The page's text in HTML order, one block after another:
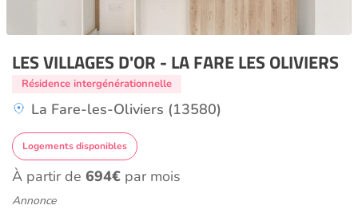
LES VILLAGES D'OR - LA FARE LES OLIVIERS
Résidence intergénérationnelle
La Fare-les-Oliviers (13580)
Logements disponibles
À partir de 694€ par mois
Annonce